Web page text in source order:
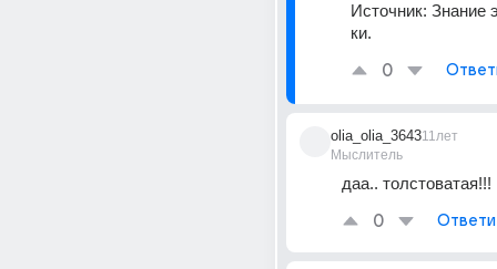
Источник: Знание
ки.
0
olia_olia_3643
Мыслитель
11лет
даа.. толстоватая!!!
0